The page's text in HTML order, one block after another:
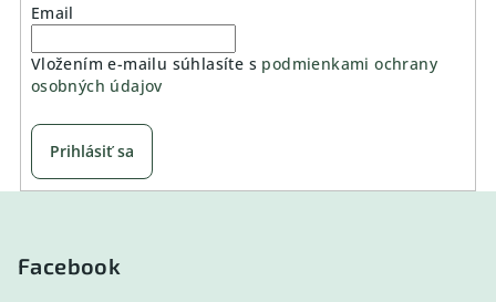
Email
Vložením e-mailu súhlasíte s podmienkami ochrany
osobných údajov
Prihlásiť sa
Facebook